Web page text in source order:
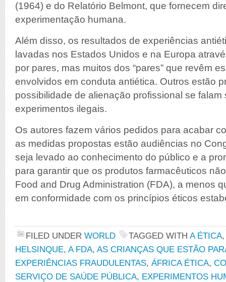
(1964) e do Relatório Belmont, que fornecem
experimentação humana.
Além disso, os resultados de experiências
lavadas nos Estados Unidos e na Europa
por pares, mas muitos dos “pares” que revêm
envolvidos em conduta antiética. Outros estão
possibilidade de alienação profissional se
experimentos ilegais.
Os autores fazem vários pedidos para acabar
as medidas propostas estão audiências no
seja levado ao conhecimento do público e a
para garantir que os produtos farmacêuticos
Food and Drug Administration (FDA), a menos
em conformidade com os princípios éticos
FILED UNDER WORLD TAGGED WITH A ÉTICA,
HELSINQUE, A FDA, AS CRIANÇAS QUE ESTÃO
EXPERIÊNCIAS FRAUDULENTAS, ÁFRICA ÉTICA,
SERVIÇO DE SAÚDE PÚBLICA, EXPERIMENTOS